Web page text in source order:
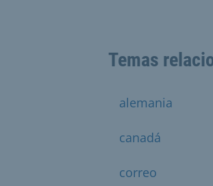
Temas
alemania
canadá
correo